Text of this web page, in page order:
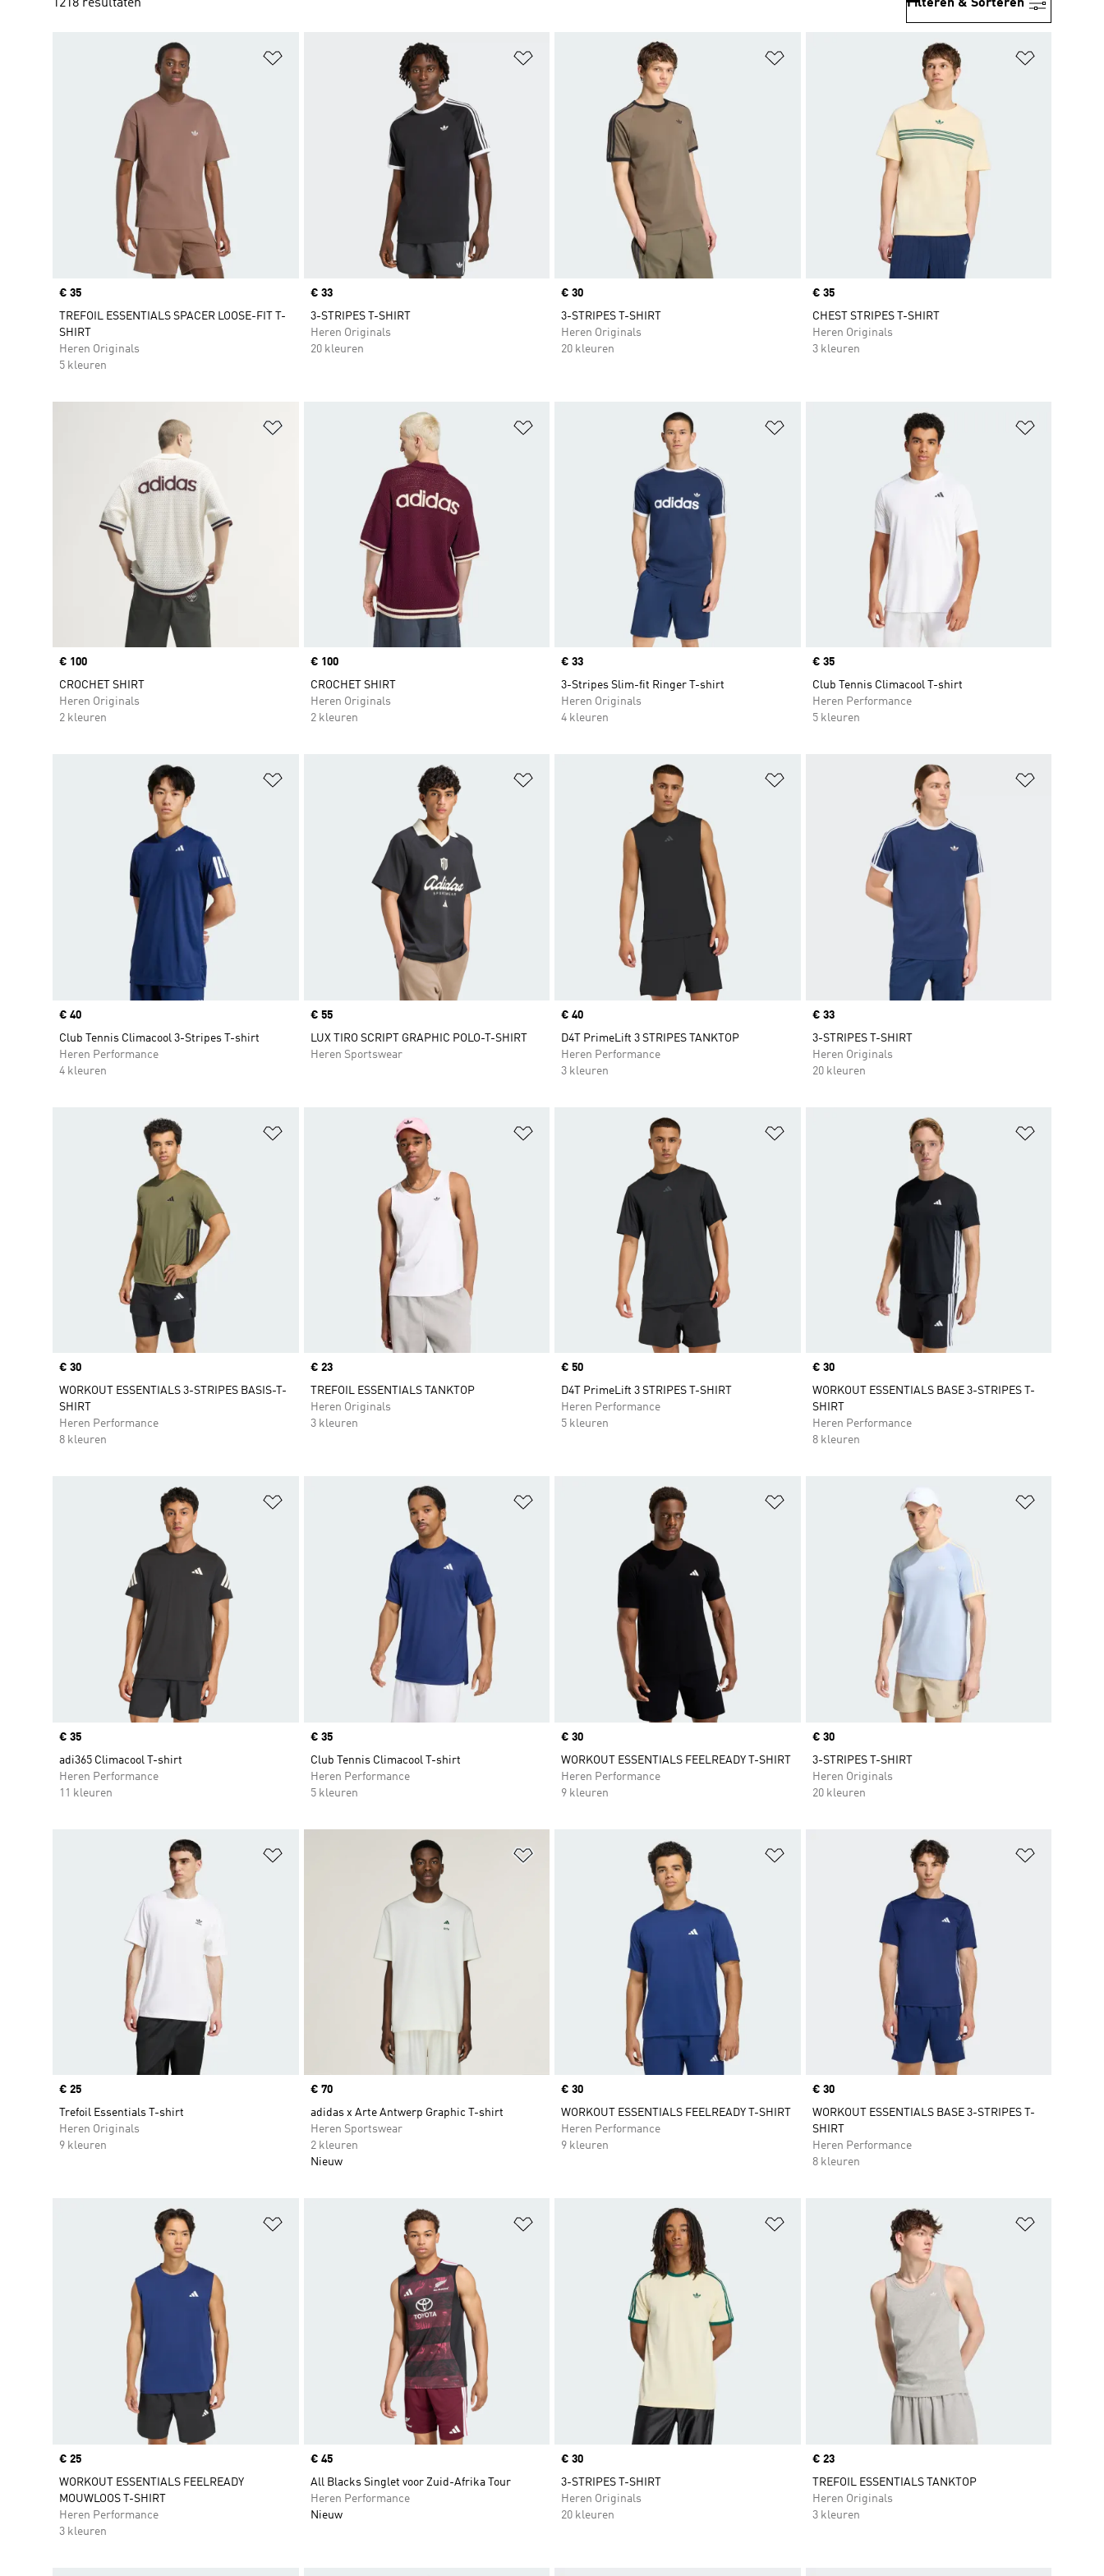
1218 resultaten Filteren & Sorteren
Op verlanglijst zetten
Price
€ 35
TREFOIL ESSENTIALS SPACER LOOSE-FIT T-
SHIRT
Heren Originals
5 kleuren
Op verlanglijst zetten
Price
€ 33
3-STRIPES T-SHIRT
Heren Originals
20 kleuren
Price
€ 30
3-STRIPES T-SHIRT
Heren Originals
20 kleuren
Price
€ 35
CHEST STRIPES T-SHIRT
Heren Originals
3 kleuren
Op verlanglijst zetten
Price
€ 100
CROCHET SHIRT
Heren Originals
2 kleuren
Price
€ 100
CROCHET SHIRT
Heren Originals
2 kleuren
Op verlanglijst zetten
Price
€ 33
3-Stripes Slim-fit Ringer T-shirt
Heren Originals
4 kleuren
Price
€ 35
Club Tennis Climacool T-shirt
Heren Performance
5 kleuren
Price
€ 40
Club Tennis Climacool 3-Stripes T-shirt
Heren Performance
4 kleuren
Op verlanglijst zetten
Price
€ 55
LUX TIRO SCRIPT GRAPHIC POLO-T-SHIRT
Heren Sportswear
Price
€ 40
D4T PrimeLift 3 STRIPES TANKTOP
Heren Performance
3 kleuren
Price
€ 33
3-STRIPES T-SHIRT
Heren Originals
20 kleuren
Op verlanglijst zetten
Price
€ 30
WORKOUT ESSENTIALS 3-STRIPES BASIS-T-
SHIRT
Heren Performance
8 kleuren
Op verlanglijst zetten
Price
€ 23
TREFOIL ESSENTIALS TANKTOP
Heren Originals
3 kleuren
Op verlanglijst zetten
Price
€ 50
D4T PrimeLift 3 STRIPES T-SHIRT
Heren Performance
5 kleuren
Price
€ 30
WORKOUT ESSENTIALS BASE 3-STRIPES T-
SHIRT
Heren Performance
8 kleuren
Price
€ 35
adi365 Climacool T-shirt
Heren Performance
11 kleuren
Op verlanglijst zetten
Price
€ 35
Club Tennis Climacool T-shirt
Heren Performance
5 kleuren
Op verlanglijst zetten
Price
€ 30
WORKOUT ESSENTIALS FEELREADY T-SHIRT
Heren Performance
9 kleuren
Price
€ 30
3-STRIPES T-SHIRT
Heren Originals
20 kleuren
Price
€ 25
Trefoil Essentials T-shirt
Heren Originals
9 kleuren
Op verlanglijst zetten
Price
€ 70
adidas x Arte Antwerp Graphic T-shirt
Heren Sportswear
2 kleuren
Nieuw
Price
€ 30
WORKOUT ESSENTIALS FEELREADY T-SHIRT
Heren Performance
9 kleuren
Price
€ 30
WORKOUT ESSENTIALS BASE 3-STRIPES T-
SHIRT
Heren Performance
8 kleuren
Op verlanglijst zetten
Price
€ 25
WORKOUT ESSENTIALS FEELREADY
MOUWLOOS T-SHIRT
Heren Performance
3 kleuren
Op verlanglijst zetten
Price
€ 45
All Blacks Singlet voor Zuid-Afrika Tour
Heren Performance
Nieuw
Op verlanglijst zetten
Price
€ 30
3-STRIPES T-SHIRT
Heren Originals
20 kleuren
Price
€ 23
TREFOIL ESSENTIALS TANKTOP
Heren Originals
3 kleuren